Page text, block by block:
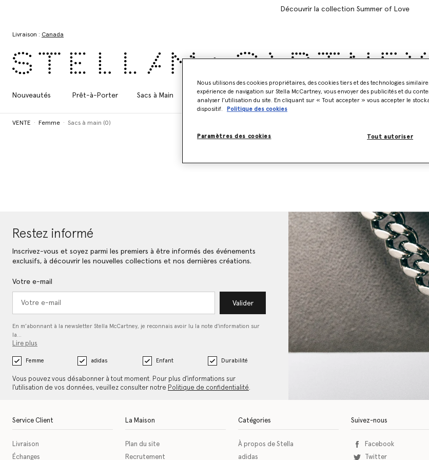
Découvrir la collection Summer of Love
Livraison : Canada
Nouveautés Prêt-à-Porter Sacs à Main Chaussures Accessoires Adidas Enfant Stella's World
VENTE Femme Sacs à main (0)
Restez informé
Inscrivez-vous et soyez parmi les premiers à être informés des événements
exclusifs, à découvrir les nouvelles collections et nos dernières créations.
Votre e-mail
Valider
En m’abonnant à la newsletter Stella McCartney, je reconnais avoir lu la note d'information sur
la…
Lire plus
Femme adidas Enfant Durabilité
Vous pouvez vous désabonner à tout moment. Pour plus d'informations sur
l'utilisation de vos données, veuillez consulter notre Politique de confidentialité.
Service Client
Livraison
Échanges
La Maison
Plan du site
Recrutement
Catégories
À propos de Stella
adidas
Suivez-nous
Facebook
Twitter
Nous utilisons des cookies propriétaires, des cookies tiers et des technologies
expérience de navigation sur Stella McCartney, vous envoyer des publicités et du
analyser l’utilisation du site. En cliquant sur « Tout accepter » vous accepter le
dispositif.
Politique des cookies
Paramètres des cookies Tout autoriser